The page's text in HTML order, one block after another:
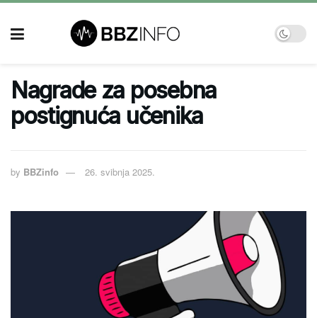
Nagrade za posebna
postignuća učenika
by BBZinfo 26. svibnja 2025.